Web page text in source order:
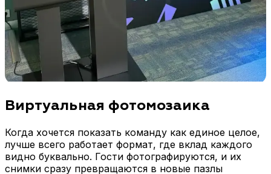
Виртуальная фотомозаика
Когда хочется показать команду как единое целое,
лучше всего работает формат, где вклад каждого
видно буквально. Гости фотографируются, и их
снимки сразу превращаются в новые пазлы